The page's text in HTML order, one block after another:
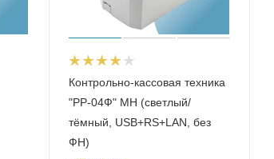
Контрольно-кассовая техника
"РР-04Ф" МН (светлый/
тёмный, USB+RS+LAN, без
ФН)